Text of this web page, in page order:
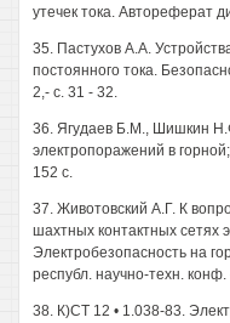
утечек тока. Автореферат
35. Пастухов А.А.
постоянного тока.
2,- с. 31 - 32.
36. Ягудаев Б.М., Шишкин
электропоражений в
152 с.
37. Животовский А.Г. К
шахтных контактных сетях
Электробезопасность на
республ. научно-техн.
38. К)СТ 12 • 1.038-83.